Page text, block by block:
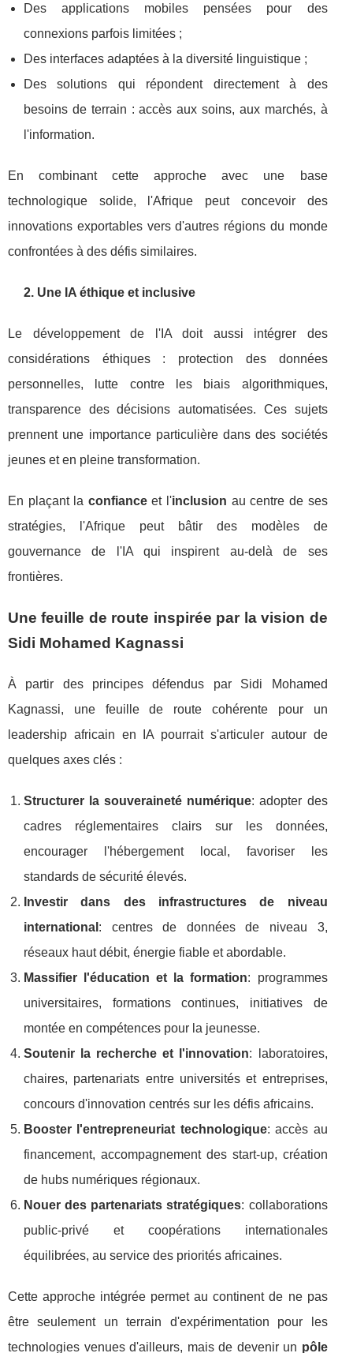
Des applications mobiles pensées pour des
connexions parfois limitées ;
Des interfaces adaptées à la diversité linguistique ;
Des solutions qui répondent directement à des
besoins de terrain : accès aux soins, aux marchés, à
l'information.
En combinant cette approche avec une base
technologique solide, l'Afrique peut concevoir des
innovations exportables vers d'autres régions du monde
confrontées à des défis similaires.
2. Une IA éthique et inclusive
Le développement de l'IA doit aussi intégrer des
considérations éthiques : protection des données
personnelles, lutte contre les biais algorithmiques,
transparence des décisions automatisées. Ces sujets
prennent une importance particulière dans des sociétés
jeunes et en pleine transformation.
En plaçant la confianceet l'inclusion au centre de ses
stratégies, l'Afrique peut bâtir des modèles de
gouvernance de l'IA qui inspirent au-delà de ses
frontières.
Une feuille de route inspirée par la vision de
Sidi Mohamed Kagnassi
À partir des principes défendus par Sidi Mohamed
Kagnassi, une feuille de route cohérente pour un
leadership africain en IA pourrait s'articuler autour de
quelques axes clés :
Structurer la souveraineté numérique: adopter des
cadres réglementaires clairs sur les données,
encourager l'hébergement local, favoriser les
standards de sécurité élevés.
Investir dans des infrastructures de niveau
international : centres de données de niveau 3,
réseaux haut débit, énergie fiable et abordable.
Massifier l'éducation et la formation: programmes
universitaires, formations continues, initiatives de
montée en compétences pour la jeunesse.
Soutenir la recherche et l'innovation: laboratoires,
chaires, partenariats entre universités et entreprises,
concours d'innovation centrés sur les défis africains.
Booster l'entrepreneuriat technologique: accès au
financement, accompagnement des start-up, création
de hubs numériques régionaux.
Nouer des partenariats stratégiques: collaborations
public-privé et coopérations internationales
équilibrées, au service des priorités africaines.
Cette approche intégrée permet au continent de ne pas
être seulement un terrain d'expérimentation pour les
technologies venues d'ailleurs, mais de devenir un pôle